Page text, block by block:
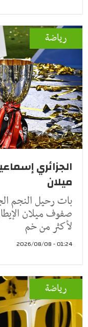
رياضة
الجزائري
ميلان
بات رحيل النجم
صفوف ميلان
لأكثر من خم
01:24 - 2026/08/08
رياضة